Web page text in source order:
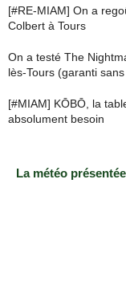
[#RE-MIAM] On a
Colbert à Tours
On a testé The
lès-Tours (garanti
[#MIAM] KŌBŌ, la
absolument besoin
La météo